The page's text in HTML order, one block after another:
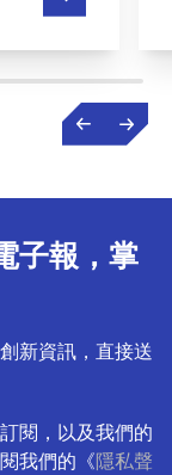
子報，掌
新資訊，直接送
閱，以及我們的
我們的《隱私聲